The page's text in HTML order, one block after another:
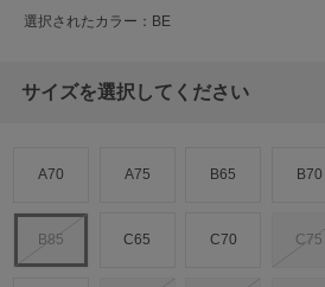
選択されたカラー：BE
サイズを選択してください
A70 A75 B65 B70
B85 C65 C70 C75